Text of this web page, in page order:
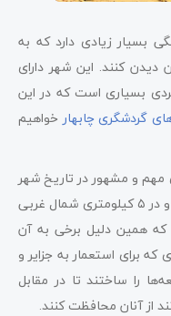
بسیار زیادی دارد که به
کنند. این شهر دارای
بسیاری است که در این
گردشگری چابهارخواهیم
مهم و مشهور در تاریخ شهر
چابهار، قلعه چابهار یا پرتغالی‌ها می‌باشد و در ۵ کیلومتری شمال غربی
که همین دلیل برخی به آن
برای استعمار به جزایر و
را ساختند تا در مقابل
از آنان محافظت کنند.